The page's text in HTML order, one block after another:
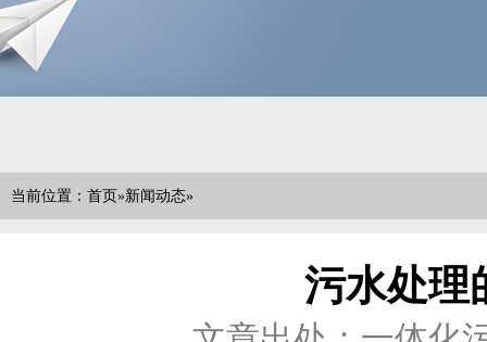
当前位置： 首页»新闻动态»
污水处理